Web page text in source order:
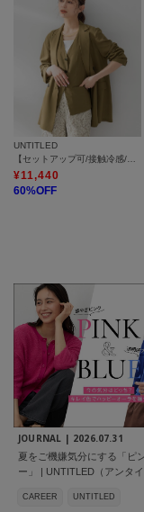
UNTITLED
¥11,440
60%OFF
JOURNAL | 2026.07.31
夏をご機嫌気分にする「ピ
ー」 | UNTITLED（アンタイ
CAREER UNTITLED